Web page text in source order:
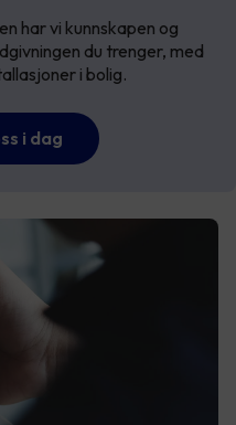
har vi kunnskapen og
du trenger, med
i bolig.
i dag